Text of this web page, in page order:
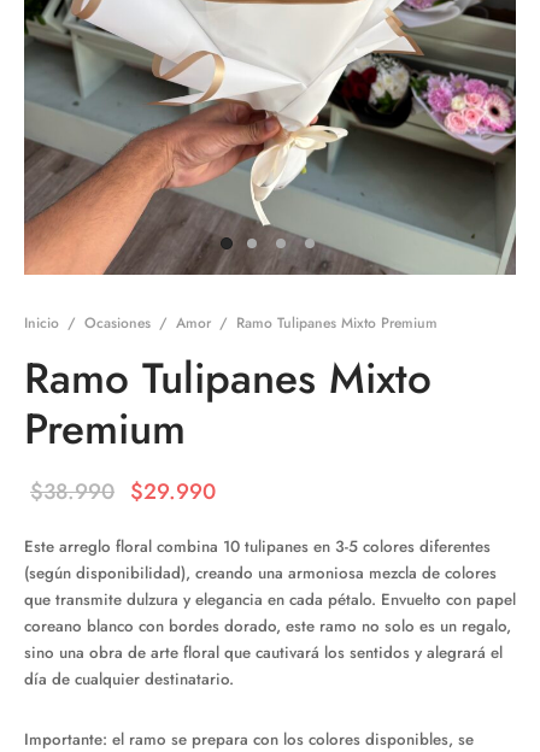
Inicio / Ocasiones / Amor / Ramo Tulipanes Mixto Premium
Ramo Tulipanes Mixto
Premium
$38.990 El precio
era:
$38.990.
$29.990
$29.990.
Este arreglo floral combina 10 tulipanes en 3-5 colores diferentes
(según disponibilidad), creando una armoniosa mezcla de colores
que transmite dulzura y elegancia en cada pétalo. Envuelto con papel
coreano blanco con bordes dorado, este ramo no solo es un regalo,
sino una obra de arte floral que cautivará los sentidos y alegrará el
día de cualquier destinatario.
Importante: el ramo se prepara con los colores disponibles, se